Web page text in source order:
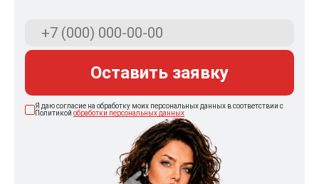
Оставить заявку
Я даю согласие на обработку моих персональных данных в соответствии с
Политикой обработки персональных данных